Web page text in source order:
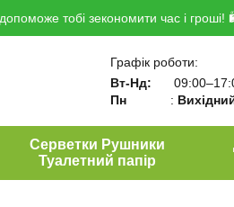
тобі зекономити час і гроші!
Графік роботи:
Вт-Нд:
Пн
:
Серветки Рушники
Туалетний папір